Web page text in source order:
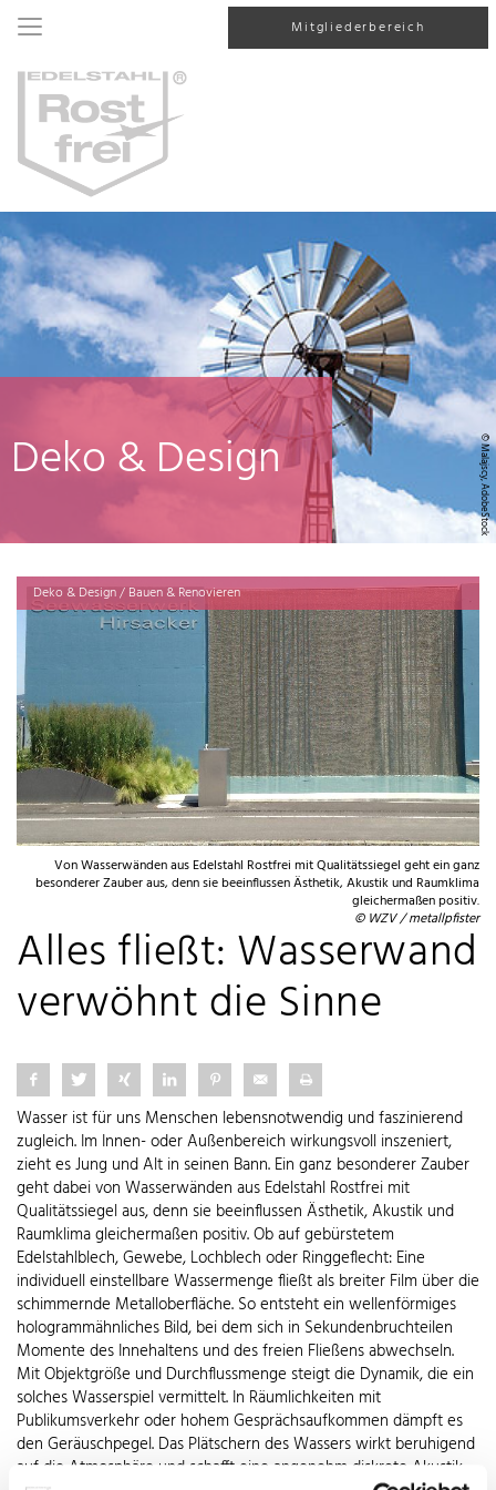
Mitgliederbereich
© Malajscy, AdobeStock
Deko & Design
Deko & Design / Bauen & Renovieren
Von Wasserwänden aus Edelstahl Rostfrei mit Qualitätssiegel geht ein ganz
besonderer Zauber aus, denn sie beeinflussen Ästhetik, Akustik und Raumklima
gleichermaßen positiv.
© WZV / metallpfister
Alles fließt: Wasserwand
verwöhnt die Sinne
Wasser ist für uns Menschen lebensnotwendig und faszinierend
zugleich. Im Innen- oder Außenbereich wirkungsvoll inszeniert,
zieht es Jung und Alt in seinen Bann. Ein ganz besonderer Zauber
geht dabei von Wasserwänden aus Edelstahl Rostfrei mit
Qualitätssiegel aus, denn sie beeinflussen Ästhetik, Akustik und
Raumklima gleichermaßen positiv. Ob auf gebürstetem
Edelstahlblech, Gewebe, Lochblech oder Ringgeflecht: Eine
individuell einstellbare Wassermenge fließt als breiter Film über die
schimmernde Metalloberfläche. So entsteht ein wellenförmiges
hologrammähnliches Bild, bei dem sich in Sekundenbruchteilen
Momente des Innehaltens und des freien Fließens abwechseln.
Mit Objektgröße und Durchflussmenge steigt die Dynamik, die ein
solches Wasserspiel vermittelt. In Räumlichkeiten mit
Publikumsverkehr oder hohem Gesprächsaufkommen dämpft es
den Geräuschpegel. Das Plätschern des Wassers wirkt beruhigend
auf die Atmosphäre und schafft eine angenehm diskrete Akustik.